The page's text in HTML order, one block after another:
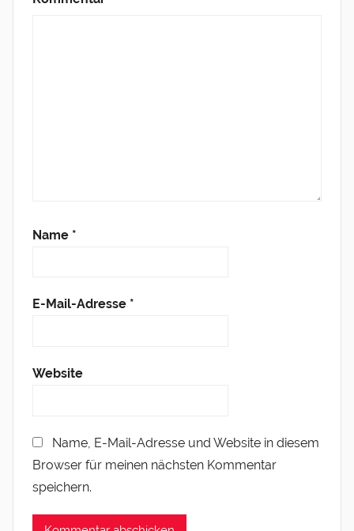
e e
Name *
E-Mail-Adresse *
Website
Name, E-Mail-Adresse und Website in diesem
Browser für meinen nächsten Kommentar
speichern.